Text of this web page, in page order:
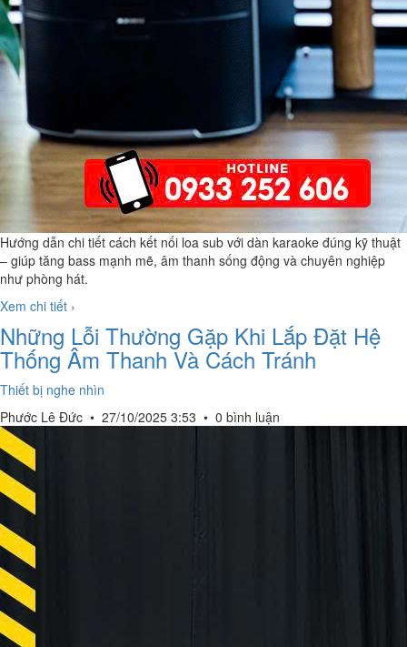
Hướng dẫn chi tiết cách kết nối loa sub với dàn karaoke đúng kỹ thuật
– giúp tăng bass mạnh mẽ, âm thanh sống động và chuyên nghiệp
như phòng hát.
Xem chi tiết ›
Những Lỗi Thường Gặp Khi Lắp Đặt Hệ
Thống Âm Thanh Và Cách Tránh
Thiết bị nghe nhìn
Phước Lê Đức • 27/10/2025 3:53 • 0 bình luận